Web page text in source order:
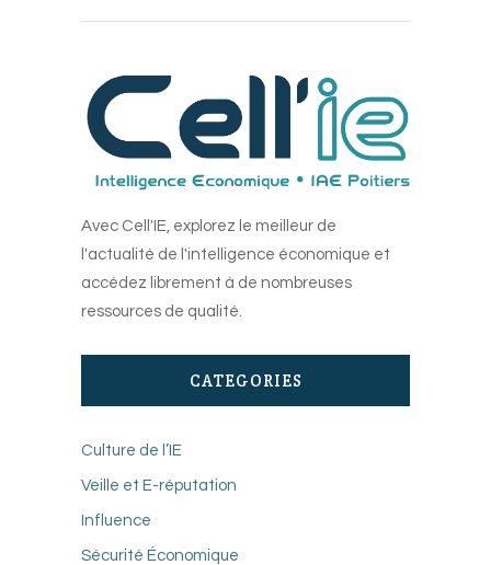
Avec Cell'IE, explorez le meilleur de
l'actualité de l'intelligence économique et
accédez librement à de nombreuses
ressources de qualité.
CATEGORIES
Culture de l’IE
Veille et E-réputation
Influence
Sécurité Économique